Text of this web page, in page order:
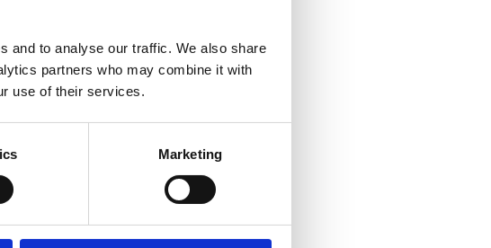
and to analyse our traffic. We also share
partners who may combine it with
use of their services.
Marketing